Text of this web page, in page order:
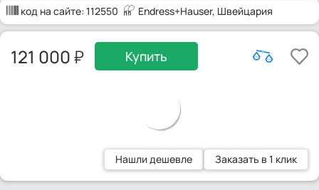
код на сайте: 112550 Endress+Hauser, Швейцария
121 000 Купить
Нашли дешевле Заказать в 1 клик